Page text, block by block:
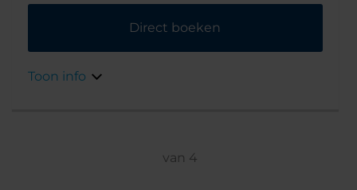
IMAX-bioscoop. De bussen buiten het hotel
brengen u naar de oude stad, en u kunt in 15
Direct boeken
Toon info
van 4